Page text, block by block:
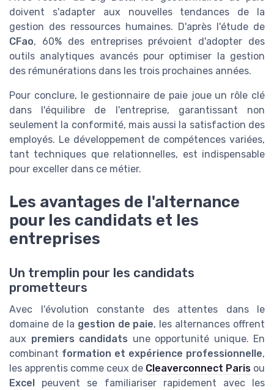
doivent s'adapter aux nouvelles tendances de la
gestion des ressources humaines. D'après l'étude de
CFao, 60% des entreprises prévoient d'adopter des
outils analytiques avancés pour optimiser la gestion
des rémunérations dans les trois prochaines années.
Pour conclure, le gestionnaire de paie joue un rôle clé
dans l'équilibre de l'entreprise, garantissant non
seulement la conformité, mais aussi la satisfaction des
employés. Le développement de compétences variées,
tant techniques que relationnelles, est indispensable
pour exceller dans ce métier.
Les avantages de l'alternance
pour les candidats et les
entreprises
Un tremplin pour les candidats
prometteurs
Avec l'évolution constante des attentes dans le
domaine de la gestion de paie, les alternances offrent
aux premiers candidats une opportunité unique. En
combinant formation et expérience professionnelle,
les apprentis comme ceux de Cleaverconnect Paris ou
Excel
peuvent se familiariser rapidement avec les